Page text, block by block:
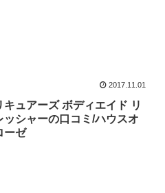
2017.11.01
キュアーズ ボディエイド リ
ッシャーの口コミ/ハウスオ
ーゼ